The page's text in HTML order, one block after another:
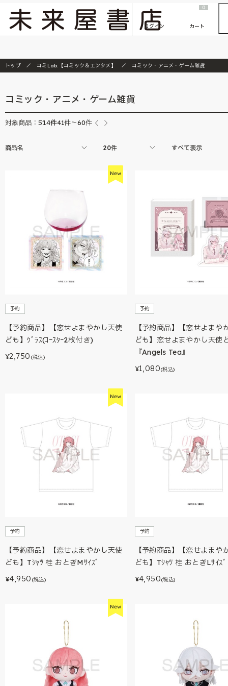
『ONE PIECE magazine 021 ONE PIECEカード付き同梱版』発売延期のご案内
ログイン
0
カート
トップ コミLab.【コミック＆エンタメ】 コミック・アニメ・ゲーム雑貨
コミック・アニメ・ゲーム雑貨
対象商品： 514件41件～60件
商品名 20件 すべて表示
予約
【予約商品】【恋せよまやかし天使
ども】ｸﾞﾗｽ(ｺｰｽﾀｰ2枚付き)
¥2,750 (税込)
予約
【予約商品】【恋せよまや
ども】恋せよまやかし天使
『Angels Tea』
¥1,080(税込)
予約
【予約商品】【恋せよまやかし天使
ども】Tｼｬﾂ 桂 おとぎMｻｲｽﾞ
¥4,950 (税込)
予約
【予約商品】【恋せよまや
ども】Tｼｬﾂ 桂 おとぎLｻｲｽﾞ
¥4,950(税込)